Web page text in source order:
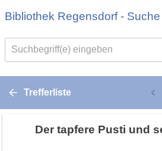
Bibliothek Regensdorf - Suche
Suchbegriff(e) eingeben
Trefferliste
Der tapfere Pusti und